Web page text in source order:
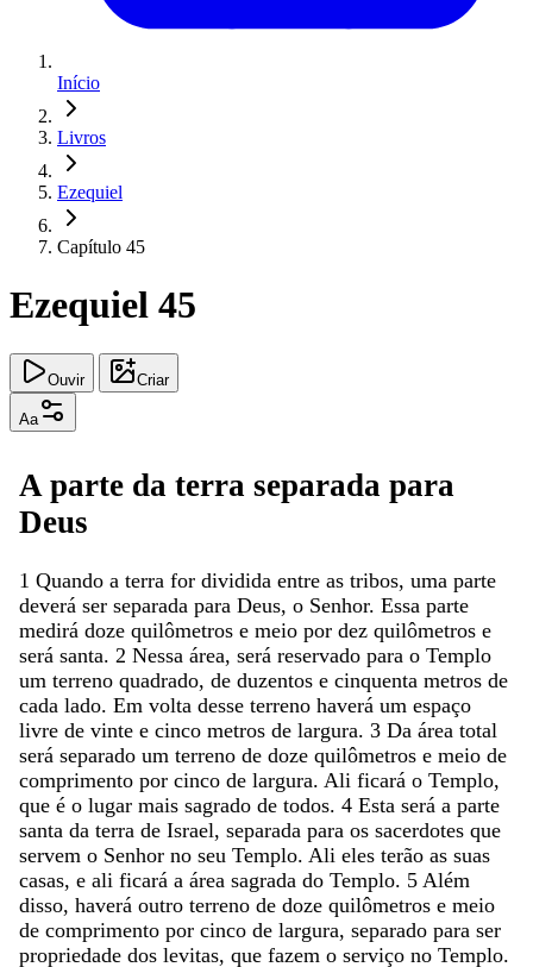
Início
Livros
Ezequiel
Capítulo 45
Ezequiel 45
Ouvir Criar
Aa
A parte da terra separada para
Deus
1 Quando a terra for dividida entre as tribos, uma parte
deverá ser separada para Deus, o Senhor. Essa parte
medirá doze quilômetros e meio por dez quilômetros e
será santa. 2 Nessa área, será reservado para o Templo
um terreno quadrado, de duzentos e cinquenta metros de
cada lado. Em volta desse terreno haverá um espaço
livre de vinte e cinco metros de largura. 3 Da área total
será separado um terreno de doze quilômetros e meio de
comprimento por cinco de largura. Ali ficará o Templo,
que é o lugar mais sagrado de todos. 4 Esta será a parte
santa da terra de Israel, separada para os sacerdotes que
servem o Senhor no seu Templo. Ali eles terão as suas
casas, e ali ficará a área sagrada do Templo. 5 Além
disso, haverá outro terreno de doze quilômetros e meio
de comprimento por cinco de largura, separado para ser
propriedade dos levitas, que fazem o serviço no Templo.